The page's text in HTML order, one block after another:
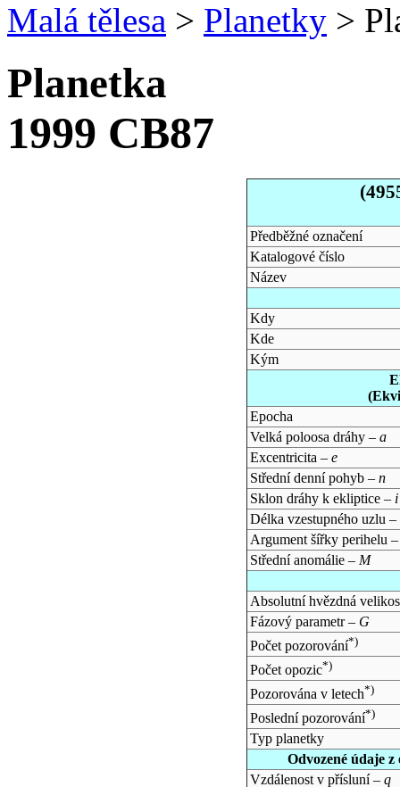
Malá tělesa > Planetky >
Planetka
1999 CB87
Předběžné označení
Katalogové číslo
Název
Kdy
Kde
Kým
Epocha
Velká poloosa dráhy – a
Excentricita – e
Střední denní pohyb – n
Sklon dráhy k ekliptice – i
Délka vzestupného uzlu –
Argument šířky perihelu
Střední anomálie – M
Absolutní hvězdná
Fázový parametr – G
Počet pozorování*)
Počet opozic*)
Pozorována v letech*)
Poslední pozorování*)
Typ planetky
Odvozené údaje
Vzdálenost v přísluní – q